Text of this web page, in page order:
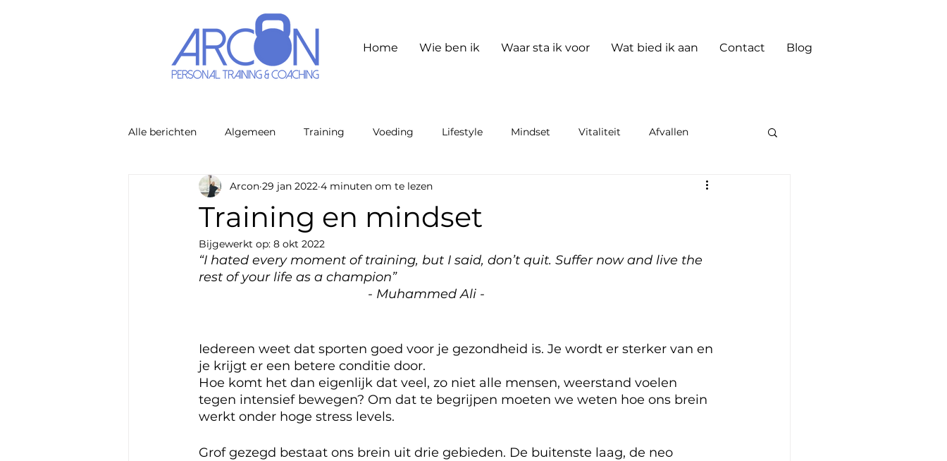
Home Wie ben ik Waar sta ik voor Wat bied ik aan Contact Blog
Alle berichten Algemeen Training Voeding Lifestyle Mindset Vitaliteit Afvallen
Training en mindset
Arcon 29 jan 2022 4 minuten om te lezen
Bijgewerkt op: 8 okt 2022
“I hated every moment of training, but I said, don’t quit. Suffer now and live the
rest of your life as a champion”
- Muhammed Ali -
Iedereen weet dat sporten goed voor je gezondheid is. Je wordt er sterker van en
je krijgt er een betere conditie door.
Hoe komt het dan eigenlijk dat veel, zo niet alle mensen, weerstand voelen
tegen intensief bewegen? Om dat te begrijpen moeten we weten hoe ons brein
werkt onder hoge stress levels.
Grof gezegd bestaat ons brein uit drie gebieden. De buitenste laag, de neo